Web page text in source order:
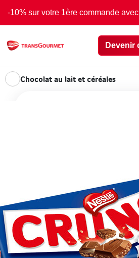
-10% sur votre 1ère commande
Devenir
Chocolat au lait et céréales